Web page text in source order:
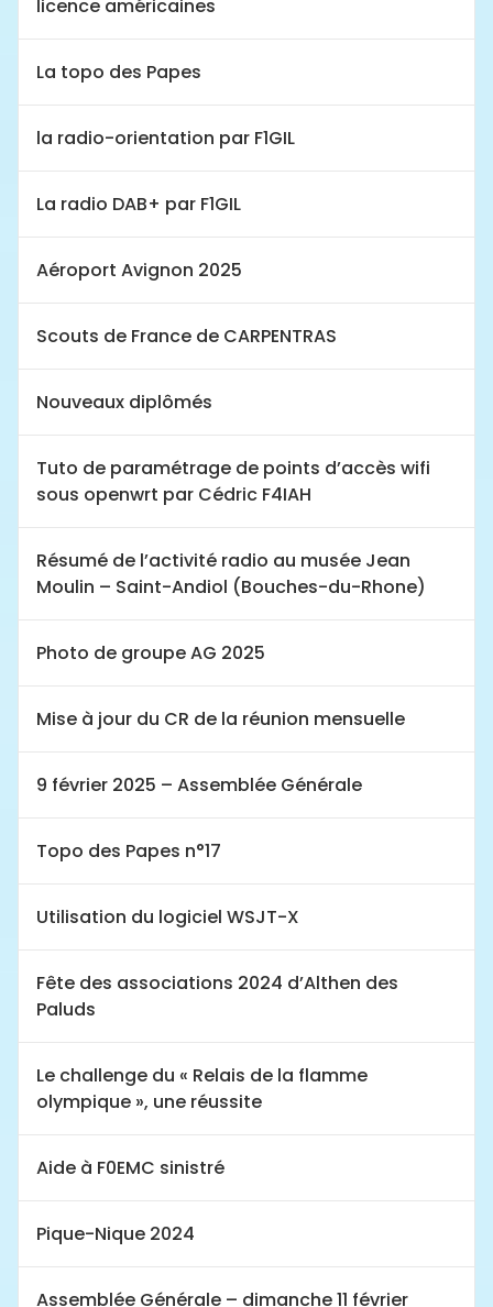
licence américaines
La topo des Papes
la radio-orientation par F1GIL
La radio DAB+ par F1GIL
Aéroport Avignon 2025
Scouts de France de CARPENTRAS
Nouveaux diplômés
Tuto de paramétrage de points d’accès wifi
sous openwrt par Cédric F4IAH
Résumé de l’activité radio au musée Jean
Moulin – Saint-Andiol (Bouches-du-Rhone)
Photo de groupe AG 2025
Mise à jour du CR de la réunion mensuelle
9 février 2025 – Assemblée Générale
Topo des Papes n°17
Utilisation du logiciel WSJT-X
Fête des associations 2024 d’Althen des
Paluds
Le challenge du « Relais de la flamme
olympique », une réussite
Aide à F0EMC sinistré
Pique-Nique 2024
Assemblée Générale – dimanche 11 février